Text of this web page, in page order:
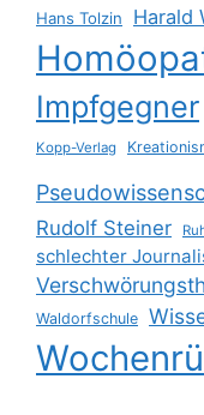
Hans Tolzin Harald
Impfgegner
Kopp-Verlag
Rudolf Steiner
schlechter
Waldorfschule